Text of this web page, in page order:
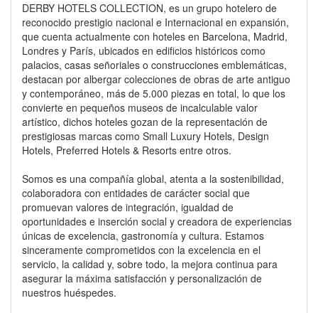
DERBY HOTELS COLLECTION, es un grupo hotelero de
reconocido prestigio nacional e Internacional en expansión,
que cuenta actualmente con hoteles en Barcelona, Madrid,
Londres y París, ubicados en edificios históricos como
palacios, casas señoriales o construcciones emblemáticas,
destacan por albergar colecciones de obras de arte antiguo
y contemporáneo, más de 5.000 piezas en total, lo que los
convierte en pequeños museos de incalculable valor
artístico, dichos hoteles gozan de la representación de
prestigiosas marcas como Small Luxury Hotels, Design
Hotels, Preferred Hotels & Resorts entre otros.
Somos es una compañía global, atenta a la sostenibilidad,
colaboradora con entidades de carácter social que
promuevan valores de integración, igualdad de
oportunidades e inserción social y creadora de experiencias
únicas de excelencia, gastronomía y cultura. Estamos
sinceramente comprometidos con la excelencia en el
servicio, la calidad y, sobre todo, la mejora continua para
asegurar la máxima satisfacción y personalización de
nuestros huéspedes.